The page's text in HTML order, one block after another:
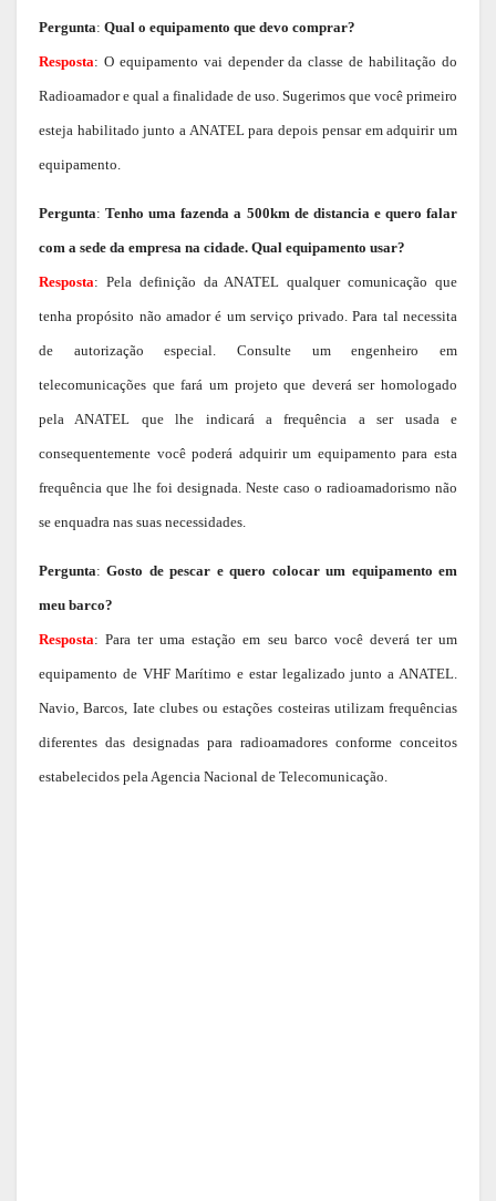
Pergunta: Qual o equipamento que devo comprar?
Resposta: O equipamento vai depender da classe de habilitação do
Radioamador e qual a finalidade de uso. Sugerimos que você primeiro
esteja habilitado junto a ANATEL para depois pensar em adquirir um
equipamento.
Pergunta:Tenho uma fazenda a 500km de distancia e quero falar
com a sede da empresa na cidade. Qual equipamento usar?
Resposta: Pela definição da ANATEL qualquer comunicação que
tenha propósito não amador é um serviço privado. Para tal necessita
de autorização especial. Consulte um engenheiro em
telecomunicações que fará um projeto que deverá ser homologado
pela ANATEL que lhe indicará a frequência a ser usada e
consequentemente você poderá adquirir um equipamento para esta
frequência que lhe foi designada. Neste caso o radioamadorismo não
se enquadra nas suas necessidades.
Pergunta:Gosto de pescar e quero colocar um equipamento em
meu barco?
Resposta: Para ter uma estação em seu barco você deverá ter um
equipamento de VHF Marítimo e estar legalizado junto a ANATEL.
Navio, Barcos, Iate clubes ou estações costeiras utilizam frequências
diferentes das designadas para radioamadores conforme conceitos
estabelecidos pela Agencia Nacional de Telecomunicação.